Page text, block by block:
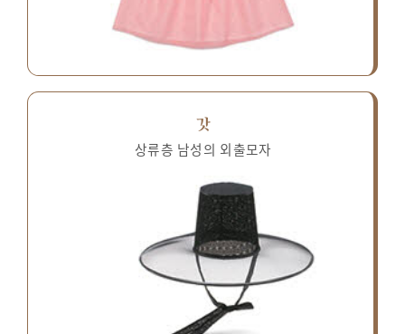
갓
상류층 남성의 외출모자